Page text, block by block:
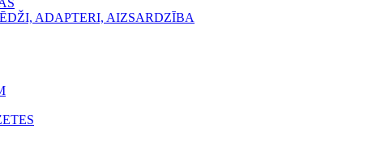
ADAPTERI, AIZSARDZĪBA